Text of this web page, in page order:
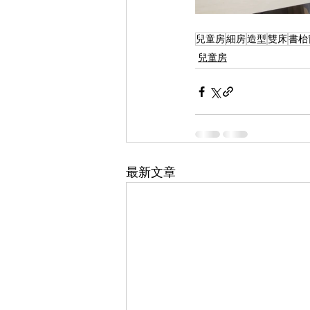
兒童房細房造型雙床書
兒童房
最新文章